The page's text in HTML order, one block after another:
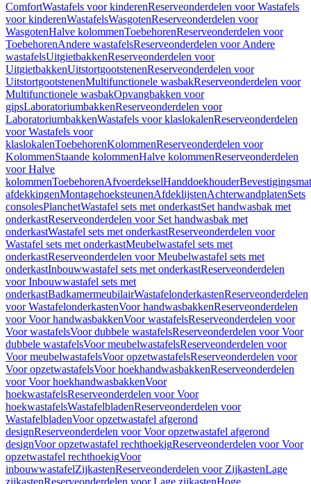
ComfortWastafels voor kinderenReserveonderdelen voor Wastafels
voor kinderenWastafelsWasgotenReserveonderdelen voor
WasgotenHalve kolommenToebehorenReserveonderdelen voor
ToebehorenAndere wastafelsReserveonderdelen voor Andere
wastafelsUitgietbakkenReserveonderdelen voor
UitgietbakkenUitstortgootstenenReserveonderdelen voor
UitstortgootstenenMultifunctionele wasbakReserveonderdelen voor
Multifunctionele wasbakOpvangbakken voor
gipsLaboratoriumbakkenReserveonderdelen voor
LaboratoriumbakkenWastafels voor klaslokalenReserveonderdelen
voor Wastafels voor
klaslokalenToebehorenKolommenReserveonderdelen voor
KolommenStaande kolommenHalve kolommenReserveonderdelen
voor Halve
kolommenToebehorenAfvoerdekselHanddoekhouder
afdekkingenMontagehoeksteunenAfdeklijstenAchterwandplatenSets
consolesPlanchetWastafel sets met onderkastSet handwasbak met
onderkastReserveonderdelen voor Set handwasbak met
onderkastWastafel sets met onderkastReserveonderdelen voor
Wastafel sets met onderkastMeubelwastafel sets met
onderkastReserveonderdelen voor Meubelwastafel sets met
onderkastInbouwwastafel sets met onderkastReserveonderdelen
voor Inbouwwastafel sets met
onderkastBadkamermeubilairWastafelonderkastenReserveonderdelen
voor WastafelonderkastenVoor handwasbakkenReserveonderdelen
voor Voor handwasbakkenVoor wastafelsReserveonderdelen voor
Voor wastafelsVoor dubbele wastafelsReserveonderdelen voor Voor
dubbele wastafelsVoor meubelwastafelsReserveonderdelen voor
Voor meubelwastafelsVoor opzetwastafelsReserveonderdelen voor
Voor opzetwastafelsVoor hoekhandwasbakkenReserveonderdelen
voor Voor hoekhandwasbakkenVoor
hoekwastafelsReserveonderdelen voor Voor
hoekwastafelsWastafelbladenReserveonderdelen voor
WastafelbladenVoor opzetwastafel afgerond
designReserveonderdelen voor Voor opzetwastafel afgerond
designVoor opzetwastafel rechthoekigReserveonderdelen voor Voor
opzetwastafel rechthoekigVoor
inbouwwastafelZijkastenReserveonderdelen voor ZijkastenLage
zijkastenReserveonderdelen voor Lage zijkastenHoge